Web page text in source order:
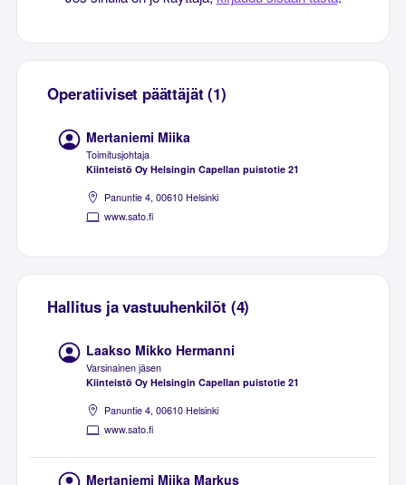
Operatiiviset päättäjät (1)
Mertaniemi Miika
Toimitusjohtaja
Kiinteistö Oy Helsingin Capellan puistotie 21
Panuntie 4, 00610 Helsinki
www.sato.fi
Hallitus ja vastuuhenkilöt (4)
Laakso Mikko Hermanni
Varsinainen jäsen
Kiinteistö Oy Helsingin Capellan puistotie 21
Panuntie 4, 00610 Helsinki
www.sato.fi
Mertaniemi Miika Markus